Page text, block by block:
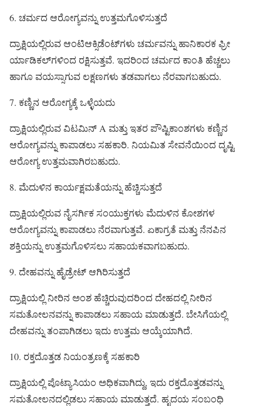
6. ಚರ್ಮದ ಆರೋಗ್ಯವನ್ನು ಉತ್ತಮಗೊಳಿಸುತ್ತದೆ
ದ್ರಾಕ್ಷಿಯಲ್ಲಿರುವ ಆಂಟಿಆಕ್ಸಿಡೆಂಟ್‌ಗಳು ಚರ್ಮವನ್ನು ಹಾನಿಕಾರಕ ಫ್ರೀ
ರ್ಯಾಡಿಕಲ್‌ಗಳಿಂದ ರಕ್ಷಿಸುತ್ತವೆ. ಇದರಿಂದ ಚರ್ಮದ ಕಾಂತಿ ಹೆಚ್ಚಲು
ಹಾಗೂ ವಯಸ್ಸಾಗುವ ಲಕ್ಷಣಗಳು ತಡವಾಗಲು ನೆರವಾಗಬಹುದು.
7. ಕಣ್ಣಿನ ಆರೋಗ್ಯಕ್ಕೆ ಒಳ್ಳೆಯದು
ದ್ರಾಕ್ಷಿಯಲ್ಲಿರುವ ವಿಟಮಿನ್ A ಮತ್ತು ಇತರ ಪೌಷ್ಟಿಕಾಂಶಗಳು ಕಣ್ಣಿನ
ಆರೋಗ್ಯವನ್ನು ಕಾಪಾಡಲು ಸಹಕಾರಿ. ನಿಯಮಿತ ಸೇವನೆಯಿಂದ ದೃಷ್ಟಿ
ಆರೋಗ್ಯ ಉತ್ತಮವಾಗಿರಬಹುದು.
8. ಮೆದುಳಿನ ಕಾರ್ಯಕ್ಷಮತೆಯನ್ನು ಹೆಚ್ಚಿಸುತ್ತದೆ
ದ್ರಾಕ್ಷಿಯಲ್ಲಿರುವ ನೈಸರ್ಗಿಕ ಸಂಯುಕ್ತಗಳು ಮೆದುಳಿನ ಕೋಶಗಳ
ಆರೋಗ್ಯವನ್ನು ಕಾಪಾಡಲು ನೆರವಾಗುತ್ತವೆ. ಏಕಾಗ್ರತೆ ಮತ್ತು ನೆನಪಿನ
ಶಕ್ತಿಯನ್ನು ಉತ್ತಮಗೊಳಿಸಲು ಸಹಾಯಕವಾಗಬಹುದು.
9. ದೇಹವನ್ನು ಹೈಡ್ರೇಟ್ ಆಗಿರಿಸುತ್ತದೆ
ದ್ರಾಕ್ಷಿಯಲ್ಲಿ ನೀರಿನ ಅಂಶ ಹೆಚ್ಚಿರುವುದರಿಂದ ದೇಹದಲ್ಲಿ ನೀರಿನ
ಸಮತೋಲನವನ್ನು ಕಾಪಾಡಲು ಸಹಾಯ ಮಾಡುತ್ತದೆ. ಬೇಸಿಗೆಯಲ್ಲಿ
ದೇಹವನ್ನು ತಂಪಾಗಿಡಲು ಇದು ಉತ್ತಮ ಆಯ್ಕೆಯಾಗಿದೆ.
10. ರಕ್ತದೊತ್ತಡ ನಿಯಂತ್ರಣಕ್ಕೆ ಸಹಕಾರಿ
ದ್ರಾಕ್ಷಿಯಲ್ಲಿ ಪೊಟ್ಯಾಸಿಯಂ ಅಧಿಕವಾಗಿದ್ದು, ಇದು ರಕ್ತದೊತ್ತಡವನ್ನು
ಸಮತೋಲನದಲ್ಲಿಡಲು ಸಹಾಯ ಮಾಡುತ್ತದೆ. ಹೃದಯ ಸಂಬಂಧಿ